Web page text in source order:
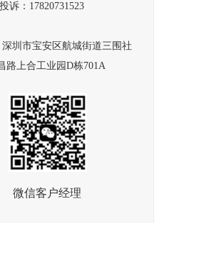
诉：17820731523
圳市宝安区航城街道三围社
路上合工业园D栋701A
微信客户经理